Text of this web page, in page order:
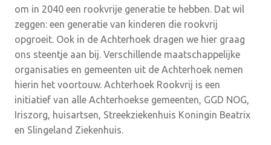
om in 2040 een rookvrije generatie te hebben. Dat wil
zeggen: een generatie van kinderen die rookvrij
opgroeit. Ook in de Achterhoek dragen we hier graag
ons steentje aan bij. Verschillende maatschappelijke
organisaties en gemeenten uit de Achterhoek nemen
hierin het voortouw. Achterhoek Rookvrij is een
initiatief van alle Achterhoekse gemeenten, GGD NOG,
Iriszorg, huisartsen, Streekziekenhuis Koningin Beatrix
en Slingeland Ziekenhuis.